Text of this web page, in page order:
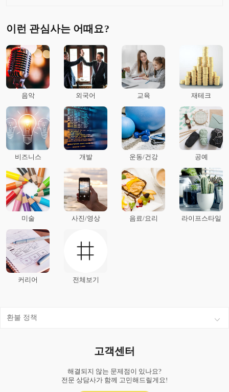
이런 관심사는 어때요?
음악 외국어 교육 재테크
비즈니스 개발 운동/건강 공예
미술 사진/영상 음료/요리 라이프스타일
커리어 전체보기
환불 정책
고객센터
해결되지 않는 문제점이 있나요?
전문 상담사가 함께 고민해드릴게요!